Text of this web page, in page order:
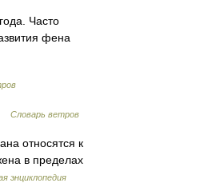
Часто
фена
Словарь ветров
относятся к
в пределах
энциклопедия